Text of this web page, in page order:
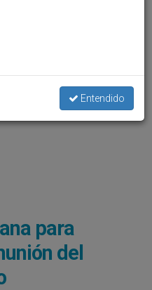
para
del
Entendido